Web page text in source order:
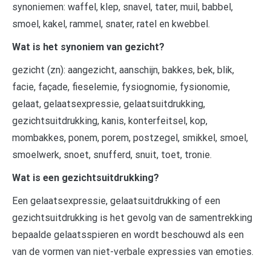
synoniemen: waffel, klep, snavel, tater, muil, babbel,
smoel, kakel, rammel, snater, ratel en kwebbel.
Wat is het synoniem van gezicht?
gezicht (zn): aangezicht, aanschijn, bakkes, bek, blik,
facie, façade, fieselemie, fysiognomie, fysionomie,
gelaat, gelaatsexpressie, gelaatsuitdrukking,
gezichtsuitdrukking, kanis, konterfeitsel, kop,
mombakkes, ponem, porem, postzegel, smikkel, smoel,
smoelwerk, snoet, snufferd, snuit, toet, tronie.
Wat is een gezichtsuitdrukking?
Een gelaatsexpressie, gelaatsuitdrukking of een
gezichtsuitdrukking is het gevolg van de samentrekking
bepaalde gelaatsspieren en wordt beschouwd als een
van de vormen van niet-verbale expressies van emoties.